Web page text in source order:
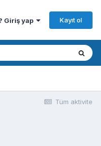
Giriş yap Kayıt ol
Tüm aktivite